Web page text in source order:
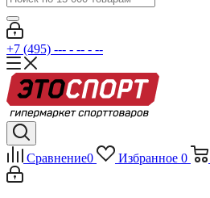
+7 (495) --- - -- - --
Сравнение0 Избранное 0